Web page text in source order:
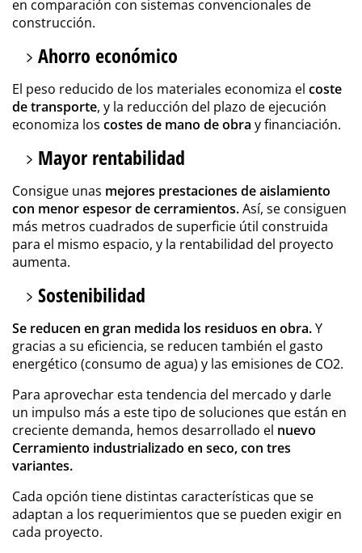
en comparación con sistemas convencionales de
construcción.
Ahorro económico
El peso reducido de los materiales economiza el coste
de transporte, y la reducción del plazo de ejecución
economiza los costes de mano de obra y financiación.
Mayor rentabilidad
Consigue unas mejores prestaciones de aislamiento
con menor espesor de cerramientos.Así, se consiguen
más metros cuadrados de superficie útil construida
para el mismo espacio, y la rentabilidad del proyecto
aumenta.
Sostenibilidad
Se reducen en gran medida los residuos en obra.Y
gracias a su eficiencia, se reducen también el gasto
energético (consumo de agua) y las emisiones de CO2.
Para aprovechar esta tendencia del mercado y darle
un impulso más a este tipo de soluciones que están en
creciente demanda, hemos desarrollado el nuevo
Cerramiento industrializado en seco, con tres
variantes.
Cada opción tiene distintas características que se
adaptan a los requerimientos que se pueden exigir en
cada proyecto.